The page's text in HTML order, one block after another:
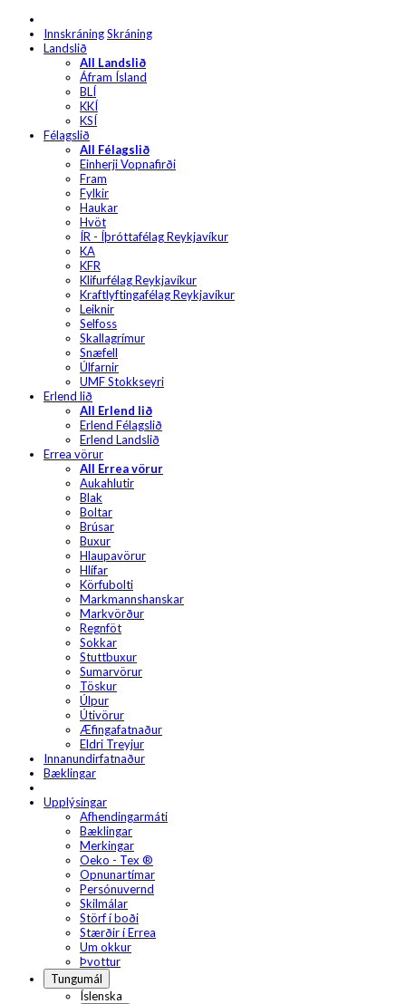
InnskráningSkráning
Landslið
All Landslið
Áfram Ísland
BLÍ
KKÍ
KSÍ
Félagslið
All Félagslið
Einherji Vopnafirði
Fram
Fylkir
Haukar
Hvöt
ÍR - Íþróttafélag Reykjavíkur
KA
KFR
Klifurfélag Reykjavíkur
Kraftlyftingafélag Reykjavíkur
Leiknir
Selfoss
Skallagrímur
Snæfell
Úlfarnir
UMF Stokkseyri
Erlend lið
All Erlend lið
Erlend Félagslið
Erlend Landslið
Errea vörur
All Errea vörur
Aukahlutir
Blak
Boltar
Brúsar
Buxur
Hlaupavörur
Hlífar
Körfubolti
Markmannshanskar
Markvörður
Regnföt
Sokkar
Stuttbuxur
Sumarvörur
Töskur
Úlpur
Útivörur
Æfingafatnaður
Eldri Treyjur
Innanundirfatnaður
Bæklingar
Upplýsingar
Afhendingarmáti
Bæklingar
Merkingar
Oeko - Tex ®
Opnunartímar
Persónuvernd
Skilmálar
Störf í boði
Stærðir í Errea
Um okkur
Þvottur
Tungumál
Íslenska